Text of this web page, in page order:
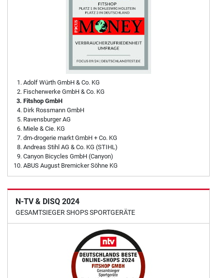
Adolf Würth GmbH & Co. KG
Fischerwerke GmbH & Co. KG
Fitshop GmbH
Dirk Rossmann GmbH
Ravensburger AG
Miele & Cie. KG
dm-drogerie markt GmbH + Co. KG
Andreas Stihl AG & Co. KG (STIHL)
Canyon Bicycles GmbH (Canyon)
ABUS August Bremicker Söhne KG
N-TV & DISQ 2024
GESAMTSIEGER SHOPS SPORTGERÄTE